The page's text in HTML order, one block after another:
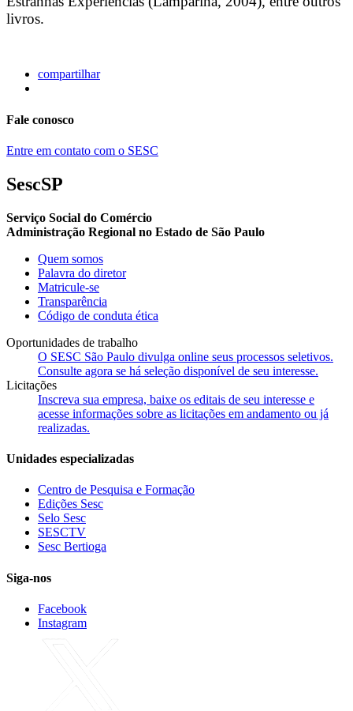
livros.
compartilhar
Fale conosco
Entre em contato com o SESC
SescSP
Serviço Social do Comércio
Administração Regional no Estado de São Paulo
Quem somos
Palavra do diretor
Matricule-se
Transparência
Código de conduta ética
Oportunidades de trabalho
O SESC São Paulo divulga online seus processos seletivos.
Consulte agora se há seleção disponível de seu interesse.
Licitações
Inscreva sua empresa, baixe os editais de seu interesse e
acesse informações sobre as licitações em andamento ou já
realizadas.
Unidades especializadas
Centro de Pesquisa e Formação
Edições Sesc
Selo Sesc
SESCTV
Sesc Bertioga
Siga-nos
Facebook
Instagram